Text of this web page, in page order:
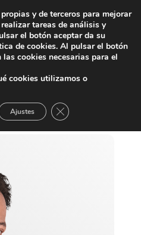
y de terceros para mejorar
tareas de análisis y
el botón aceptar da su
de cookies. Al pulsar el botón
cookies necesarias para el
cookies utilizamos o
Ajustes Cerrar el banner de